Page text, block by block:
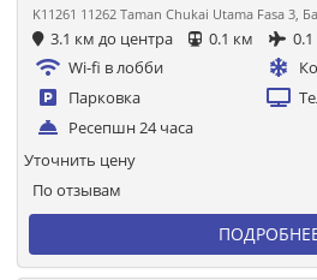
K11261 11262 Taman Chukai Utama Fasa 3,
3.1 км до центра 0.1 км
Wi-fi в лобби
Парковка
Ресепшн 24 часа
По отзывам
Уточнить цену